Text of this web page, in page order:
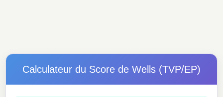
Calculateur du Score de Wells (TVP/EP)